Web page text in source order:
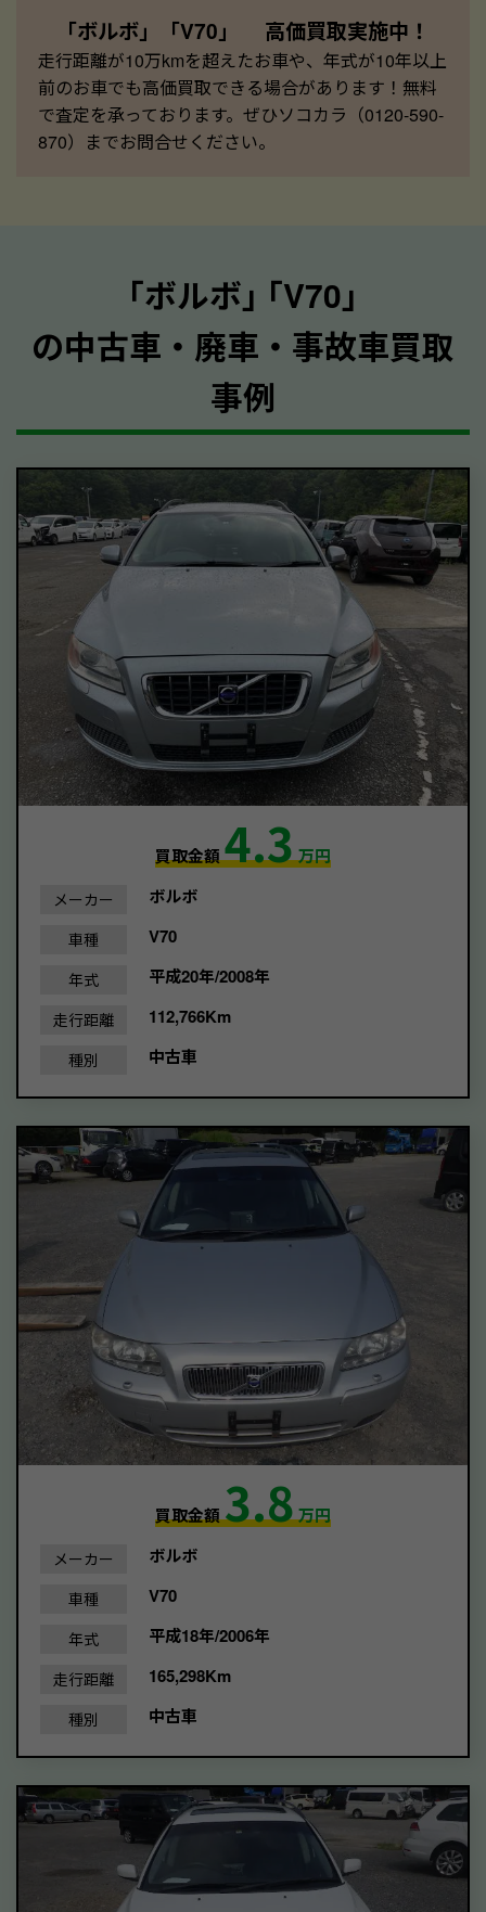
「ボルボ」「V70」 高価買取実施中！
走行距離が10万kmを超えたお車や、年式が10年以上
前のお車でも高価買取できる場合があります！無料
で査定を承っております。ぜひソコカラ（0120-590-
870）までお問合せください。
｢ボルボ｣ ｢V70｣
の中古車・廃車・事故車買取
事例
買取金額4.3万円
メーカー ボルボ
車種 V70
年式 平成20年/2008年
走行距離 112,766Km
種別 中古車
買取金額3.8万円
メーカー ボルボ
車種 V70
年式 平成18年/2006年
走行距離 165,298Km
種別 中古車